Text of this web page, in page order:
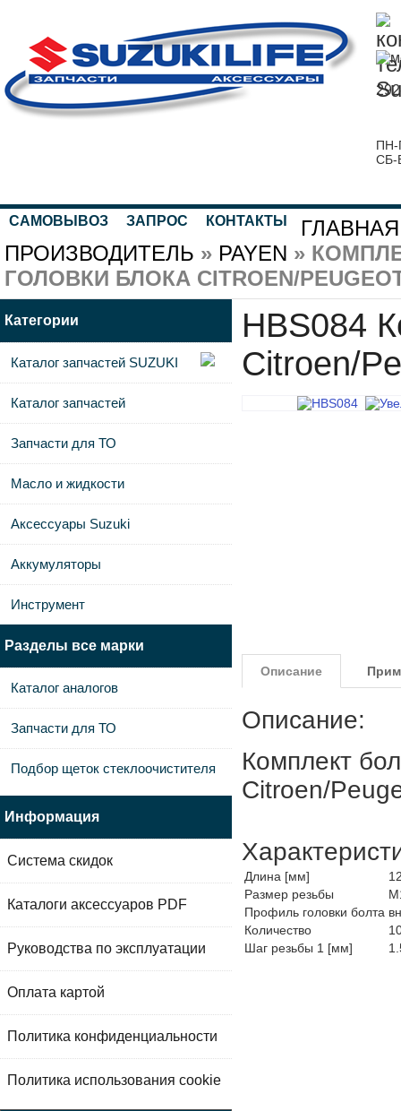
ПН-
СБ-
САМОВЫВОЗ ЗАПРОС КОНТАКТЫ ГЛАВНАЯ
ПРОИЗВОДИТЕЛЬ » PAYEN »
ГОЛОВКИ БЛОКА CITROEN/
HBS084
Citroen/
Описание
Описание:
Комплект
Citroen/
Длина [мм]
Размер резьбы
Профиль головки болта
Количество
Шаг резьбы 1 [мм]
Категории
Каталог запчастей SUZUKI
Каталог запчастей
Запчасти для ТО
Масло и жидкости
Аксессуары Suzuki
Аккумуляторы
Инструмент
Разделы все марки
Каталог аналогов
Запчасти для ТО
Подбор щеток стеклоочистителя
Информация
Система скидок
Каталоги аксессуаров PDF
Руководства по эксплуатации
Оплата картой
Политика конфиденциальности
Политика использования cookie